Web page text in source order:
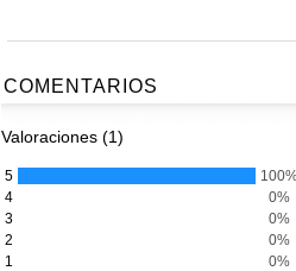
COMENTARIOS
Valoraciones (1)
5
4
0%
3
0%
2
0%
1
0%